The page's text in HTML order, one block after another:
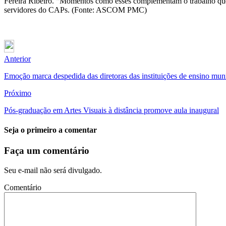
servidores do CAPs. (Fonte: ASCOM PMC)
Anterior
Emoção marca despedida das diretoras das instituições de ensino
Próximo
Pós-graduação em Artes Visuais à distância promove aula inaugural
Seja o primeiro a comentar
Faça um comentário
Seu e-mail não será divulgado.
Comentário